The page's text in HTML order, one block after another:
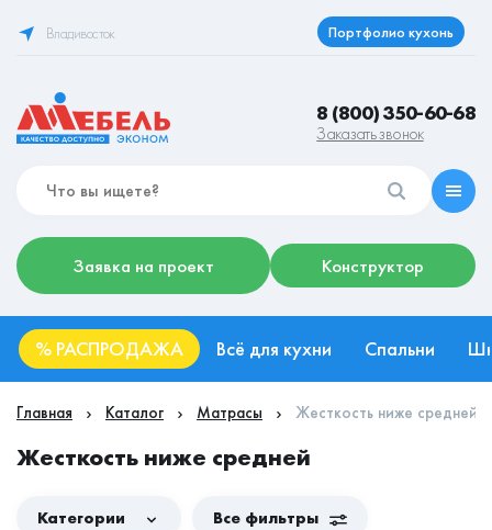
Владивосток Портфолио кухонь
8 (800) 350-60-68
Заказать звонок
Заявка на проект Конструктор
% РАСПРОДАЖА Всё для кухни Спальни
Главная Каталог Матрасы Жесткость ниже средней
Жесткость ниже средней
Категории Все фильтры